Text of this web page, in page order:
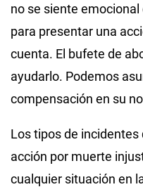
no se siente
para presentar una
cuenta. El bufete de
ayudarlo. Podemos
compensación en su
Los tipos de
acción por muerte
cualquier situación en